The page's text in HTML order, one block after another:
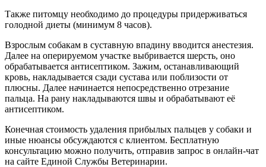
Также питомцу необходимо до процедуры придерживаться
голодной диеты (минимум 8 часов).
Взрослым собакам в суставную впадину вводится анестезия.
Далее на оперируемом участке выбривается шерсть, оно
обрабатывается антисептиком. Зажим, останавливающий
кровь, накладывается сзади сустава или поблизости от
плюсны. Далее начинается непосредственно отрезание
пальца. На рану накладываются швы и обрабатывают её
антисептиком.
Конечная стоимость удаления прибылых пальцев у собаки и
иные нюансы обсуждаются с клиентом. Бесплатную
консультацию можно получить, отправив запрос в онлайн-чат
на сайте Единой Службы Ветеринарии.